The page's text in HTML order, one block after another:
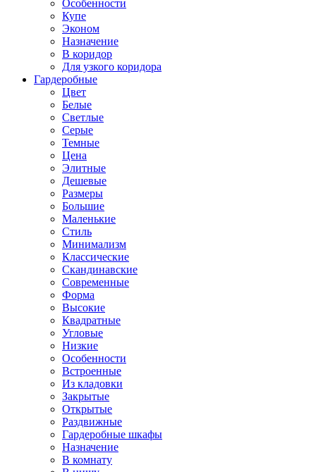
Особенности
Купе
Эконом
Назначение
В коридор
Для узкого коридора
Гардеробные
Цвет
Белые
Светлые
Серые
Темные
Цена
Элитные
Дешевые
Размеры
Большие
Маленькие
Стиль
Минимализм
Классические
Скандинавские
Современные
Форма
Высокие
Квадратные
Угловые
Низкие
Особенности
Встроенные
Из кладовки
Закрытые
Открытые
Раздвижные
Гардеробные шкафы
Назначение
В комнату